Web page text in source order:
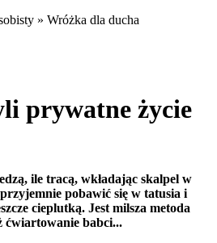
» Wróżka dla ducha
prywatne życie
ile tracą, wkładając skalpel w
pobawić się w tatusia i
cieplutką. Jest milsza metoda
babci...